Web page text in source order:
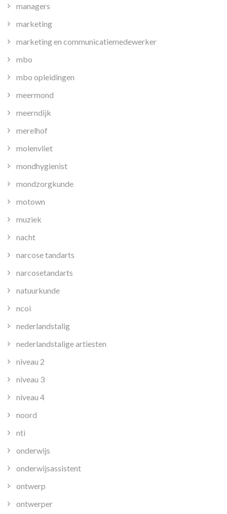
managers
marketing
marketing en communicatiemedewerker
mbo
mbo opleidingen
meermond
meerndijk
merelhof
molenvliet
mondhygienist
mondzorgkunde
motown
muziek
nacht
narcose tandarts
narcosetandarts
natuurkunde
ncoi
nederlandstalig
nederlandstalige artiesten
niveau 2
niveau 3
niveau 4
noord
nti
onderwijs
onderwijsassistent
ontwerp
ontwerper